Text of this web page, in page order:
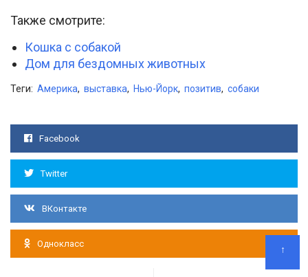
Также смотрите:
Кошка с собакой
Дом для бездомных животных
Теги: Америка, выставка, Нью-Йорк, позитив, собаки
Facebook
Twitter
ВКонтакте
Однокласс
↑